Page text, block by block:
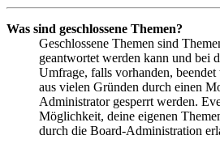
Was sind geschlossene Themen?
Geschlossene Themen sind
geantwortet werden kann und bei
Umfrage, falls vorhanden,
aus vielen Gründen durch einen
Administrator gesperrt werden.
Möglichkeit, deine eigenen
durch die Board-Administration